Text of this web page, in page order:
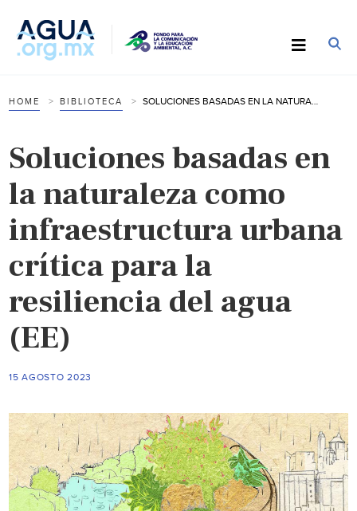
HOME BIBLIOTECA
Soluciones basadas en
la naturaleza como
infraestructura urbana
crítica para la
resiliencia del agua
(EE)
15 AGOSTO 2023